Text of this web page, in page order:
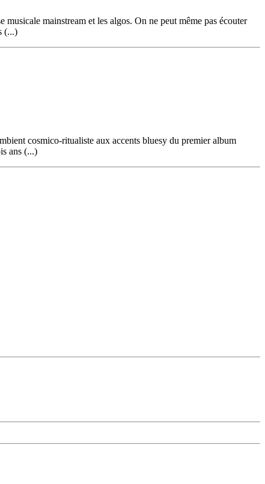
musicale mainstream et les algos. On ne peut même pas écouter
(...)
cosmico-ritualiste aux accents bluesy du premier album
ans (...)